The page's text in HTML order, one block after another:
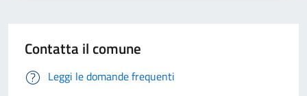
Contatta il comune
Leggi le domande frequenti